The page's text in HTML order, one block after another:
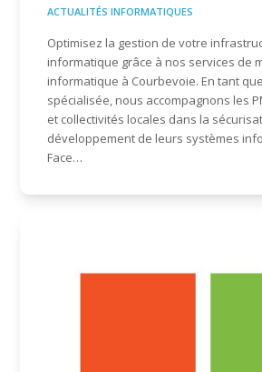
ACTUALITÉS INFORMATIQUES
Optimisez la gestion de votre
informatique grâce à nos services de
informatique à Courbevoie. En tant
spécialisée, nous accompagnons les
et collectivités locales dans la
développement de leurs systèmes
Face…